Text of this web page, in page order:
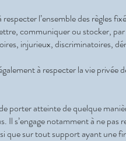
respecter l’ensemble des règles
communiquer ou stocker,
injurieux, discriminatoires,
à respecter la vie
porter atteinte de quelque
Il s’engage notamment à ne
que sur tout support ayant une